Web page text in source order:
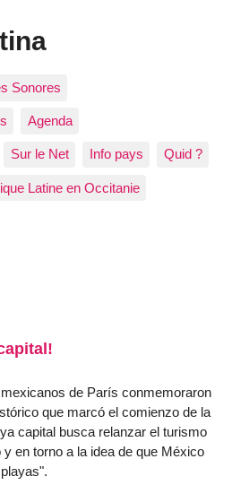
Sonores
Agenda
Sur le Net Info pays Quid ?
Latine en Occitanie
de París conmemoraron
que marcó el comienzo de la
capital busca relanzar el turismo
en torno a la idea de que México